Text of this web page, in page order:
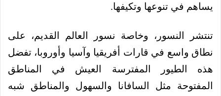
يساهم في تنوعها وتكيفها.
تنتشر النسور، وخاصة نسور العالم القديم، على
نطاق واسع في قارات أفريقيا وآسيا وأوروبا، تفضل
هذه الطيور المفترسة العيش في المناطق
المفتوحة مثل السافانا والسهول والمناطق شبه